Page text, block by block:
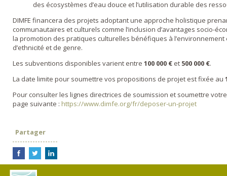
des écosystèmes d’eau douce et l’utilisation durable des
DIMFE financera des projets adoptant une approche holistique
communautaires et culturels comme l’inclusion d’avantages socio-
la promotion des pratiques culturelles bénéfiques à
d’ethnicité et de genre.
Les subventions disponibles varient entre 100 000 € et 500 000 €.
La date limite pour soumettre vos propositions de projet est fixée au
Pour consulter les lignes directrices de soumission et soumettre
page suivante : https://www.dimfe.org/fr/deposer-un-projet
Partager